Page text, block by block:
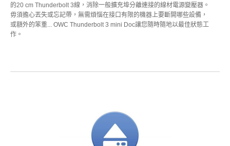
的20 cm Thunderbolt 3線，消除一般擴充埠分離連接的線材電源變壓器。
毋須擔心丟失或忘記帶，無需煩惱在接口有限的機器上要斷開哪些設備，
或額外的笨重... OWC Thunderbolt 3 mini Doc讓您隨時隨地以最佳狀態工
作。